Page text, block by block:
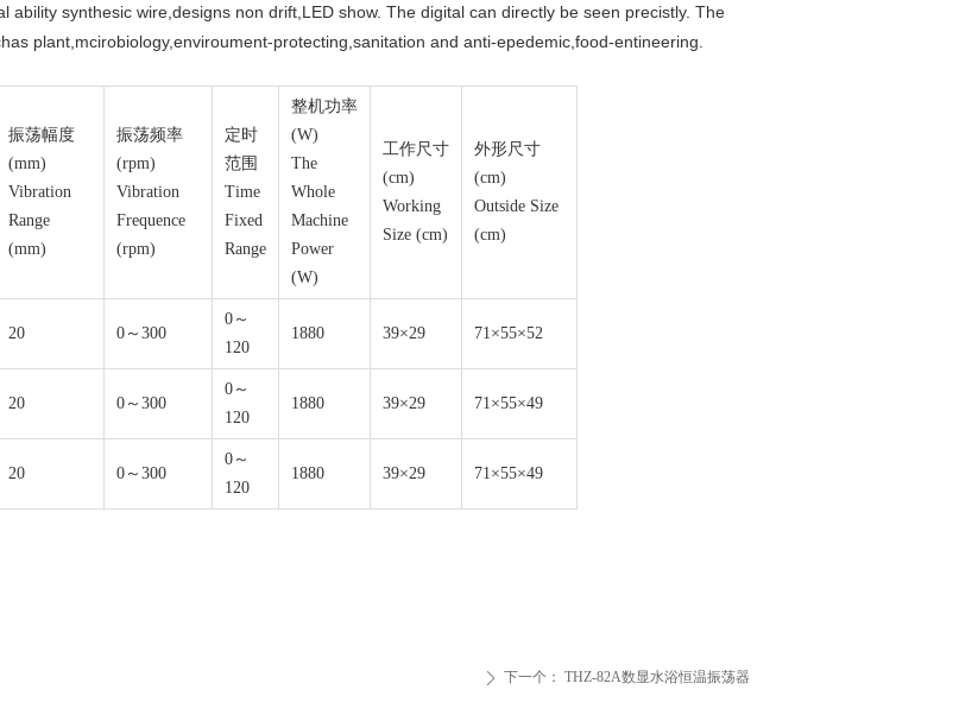
ꄲ 下一个： THZ-82A数显水浴恒温振荡器
ability synthesic wire,designs non drift,LED show. The digital can directly be seen precistly. The
plant,mcirobiology,enviroument-protecting,sanitation and anti-epedemic,food-entineering.
振荡幅度
(mm)
Vibration
Range
(mm)
振荡频率
(rpm)
Vibration
Frequence
(rpm)
定时
范围
Time
Fixed
Range
整机功率
(W)
The
Whole
Machine
Power
(W)
工作尺寸
(cm)
Working
Size (cm)
外形尺寸
(cm)
Outside Size
(cm)
20 0～300
0～
120
1880 39×29 71×55×52
20 0～300
0～
120
1880 39×29 71×55×49
20 0～300
0～
120
1880 39×29 71×55×49